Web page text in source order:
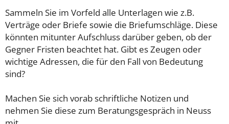
Sammeln Sie im Vorfeld alle Unterlagen wie z.B.
Verträge oder Briefe sowie die Briefumschläge. Diese
könnten mitunter Aufschluss darüber geben, ob der
Gegner Fristen beachtet hat. Gibt es Zeugen oder
wichtige Adressen, die für den Fall von Bedeutung
sind?
Machen Sie sich vorab schriftliche Notizen und
nehmen Sie diese zum Beratungsgespräch in Neuss